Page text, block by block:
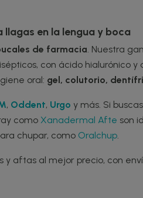
en la lengua y boca
de farmacia. Nuestra
con ácido hialurónico
oral: gel, colutorio,
, Oddent, Urgo y más. Si
como Xanadermal Afte son
chupar, como Oralchup.
aftas al mejor precio, con